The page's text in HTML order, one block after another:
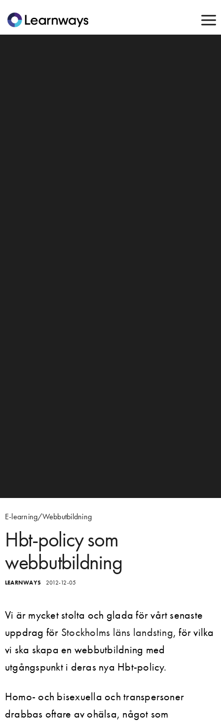
E-learning/Webbutbildning
Hbt-policy som
webbutbildning
LEARNWAYS 2012-12-05
Vi är mycket stolta och glada för vårt senaste
uppdrag för Stockholms läns landsting, för vilka
vi ska skapa en webbutbildning med
utgångspunkt i deras nya Hbt-policy.
Homo- och bisexuella och transpersoner
drabbas oftare av ohälsa, något som